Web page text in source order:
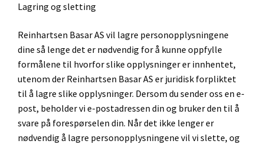
Lagring og sletting
Reinhartsen Basar AS vil lagre personopplysningene
dine så lenge det er nødvendig for å kunne oppfylle
formålene til hvorfor slike opplysninger er innhentet,
utenom der Reinhartsen Basar AS er juridisk forpliktet
til å lagre slike opplysninger. Dersom du sender oss en e-
post, beholder vi e-postadressen din og bruker den til å
svare på forespørselen din. Når det ikke lenger er
nødvendig å lagre personopplysningene vil vi slette, og